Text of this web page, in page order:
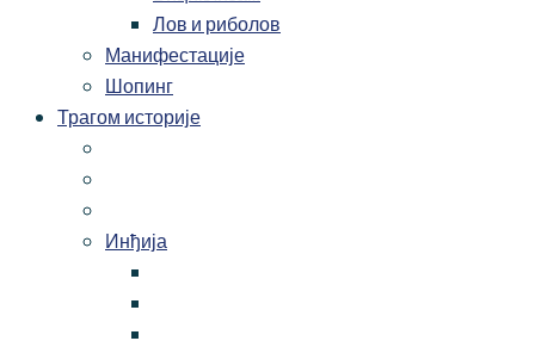
Лов и риболов
Манифестације
Шопинг
Трагом историје
Инђија